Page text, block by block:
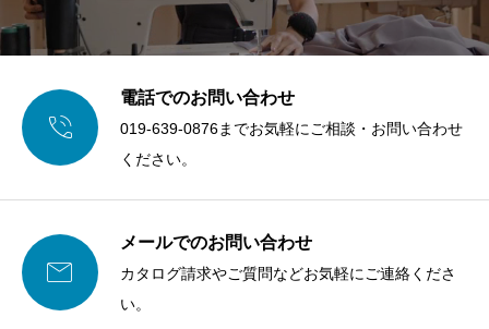

電話でのお問い合わせ
019-639-0876までお気軽にご相談・お問い合わせ
ください。

メールでのお問い合わせ
カタログ請求やご質問などお気軽にご連絡くださ
い。